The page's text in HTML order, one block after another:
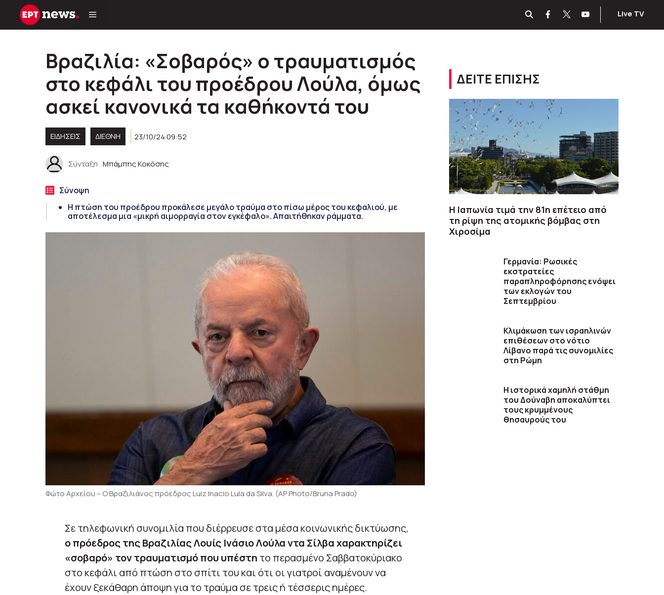
Μετάβαση
Live TV
Βραζιλία: «Σοβαρός» ο τραυματισμός
στο κεφάλι του προέδρου Λούλα, όμως
ασκεί κανονικά τα καθήκοντά του
ΕΙΔΗΣΕΙΣ ΔΙΕΘΝΗ 23/10/24 09:52
Σύνταξη Μπάμπης Κοκόσης
Σύνοψη
Η πτώση του προέδρου προκάλεσε μεγάλο τραύμα στο πίσω μέρος του κεφαλιού, με
αποτέλεσμα μια «μικρή αιμορραγία στον εγκέφαλο». Απαιτήθηκαν ράμματα.
Φώτο Αρχείου – Ο Βραζιλιάνος πρόεδρος Luiz Inacio Lula da Silva. (AP Photo/Bruna Prado)
Σε τηλεφωνική συνομιλία που διέρρευσε στα μέσα κοινωνικής δικτύωσης,
ο πρόεδρος της Βραζιλίας Λουίς Ινάσιο Λούλα ντα Σίλβα χαρακτηρίζει
«σοβαρό» τον τραυματισμό που υπέστη το περασμένο Σαββατοκύριακο
στο κεφάλι από πτώση στο σπίτι του και ότι οι γιατροί αναμένουν να
έχουν ξεκάθαρη άποψη για το τραύμα σε τρεις ή τέσσερις ημέρες.
ΔΕΙΤΕ ΕΠΙΣΗΣ
Η Ιαπωνία τιμά την 81η επέτειο από
τη ρίψη της ατομικής βόμβας στη
Χιροσίμα
Γερμανία: Ρωσικές
εκστρατείες
παραπληροφόρησης ενόψει
των εκλογών του
Σεπτεμβρίου
Κλιμάκωση των ισραηλινών
επιθέσεων στο νότιο
Λίβανο παρά τις συνομιλίες
στη Ρώμη
Η ιστορικά χαμηλή στάθμη
του Δούναβη αποκαλύπτει
τους κρυμμένους
θησαυρούς του